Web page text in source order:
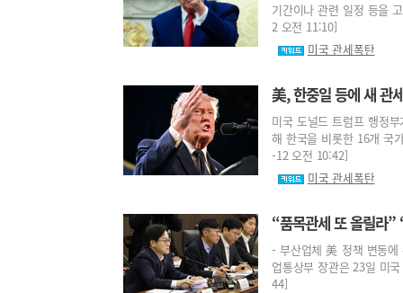
기간이나 관련 일정 등을
2 오전 11:10]
미국 관세폭탄
美, 한중일 등에 새 관
미국 도널드 트럼프 행정
해 한국을 비롯한 16개 국
-12 오전 10:42]
미국 관세폭탄
“품목관세 또 올릴라”
- 부산업체 美 정책 변동에
업통상부 장관은 23일 미
44]